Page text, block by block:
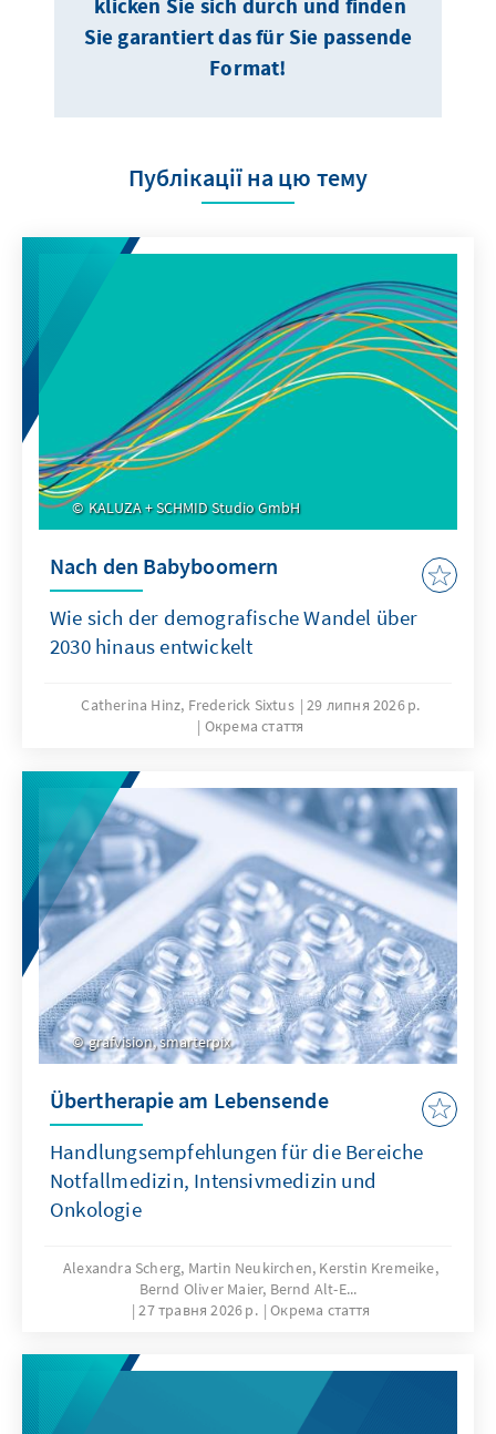
klicken Sie sich durch und finden
Sie garantiert das für Sie passende
Format!
Публікації на цю тему
KALUZA + SCHMID Studio GmbH
Nach den Babyboomern
Wie sich der demografische Wandel über
2030 hinaus entwickelt
Catherina Hinz, Frederick Sixtus
29 липня 2026 р.
Окрема стаття
grafvision, smarterpix
Übertherapie am Lebensende
Handlungsempfehlungen für die Bereiche
Notfallmedizin, Intensivmedizin und
Onkologie
Alexandra Scherg, Martin Neukirchen, Kerstin Kremeike,
Bernd Oliver Maier, Bernd Alt-E...
27 травня 2026 р.
Окрема стаття